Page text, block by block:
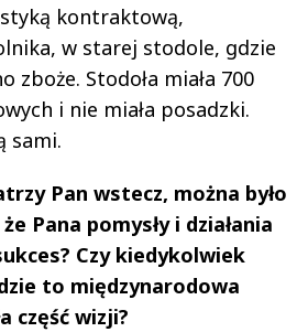
kontraktową,
w starej stodole, gdzie
zboże. Stodoła miała 700
i nie miała posadzki.
sami.
Pan wstecz, można było
Pana pomysły i działania
Czy kiedykolwiek
to międzynarodowa
część wizji?